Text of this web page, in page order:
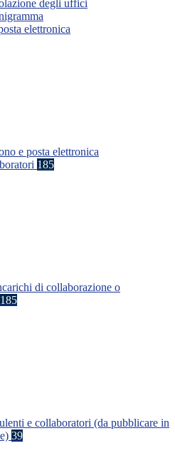
degli uffici
elettronica
e posta elettronica
185
di collaborazione o
185
e collaboratori (da pubblicare in
39